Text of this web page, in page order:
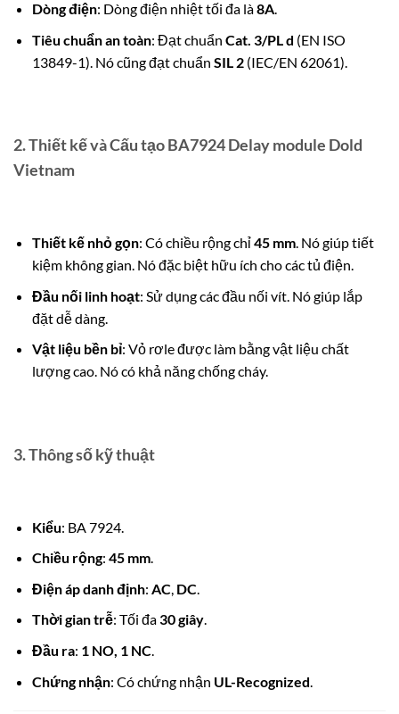
Dòng điện: Dòng điện nhiệt tối đa là8A.
Tiêu chuẩn an toàn: Đạt chuẩn Cat. 3/PL d (EN ISO
13849-1). Nó cũng đạt chuẩn SIL 2(IEC/EN 62061).
2. Thiết kế và Cấu tạo BA7924 Delay module Dold
Vietnam
Thiết kế nhỏ gọn: Có chiều rộng chỉ45 mm.Nó giúp tiết
kiệm không gian. Nó đặc biệt hữu ích cho các tủ điện.
Đầu nối linh hoạt: Sử dụng các đầu nối vít. Nó giúp lắp
đặt dễ dàng.
Vật liệu bền bỉ: Vỏ rơle được làm bằng vật liệu chất
lượng cao. Nó có khả năng chống cháy.
3. Thông số kỹ thuật
Kiểu: BA 7924.
Chiều rộng: 45 mm.
Điện áp danh định: AC, DC.
Thời gian trễ: Tối đa30 giây.
Đầu ra: 1 NO, 1 NC.
Chứng nhận: Có chứng nhận UL-Recognized